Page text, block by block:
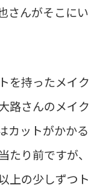
さんがそこにい
を持ったメイク
路さんのメイク
カットがかかる
たり前ですが、
上の少しずつト